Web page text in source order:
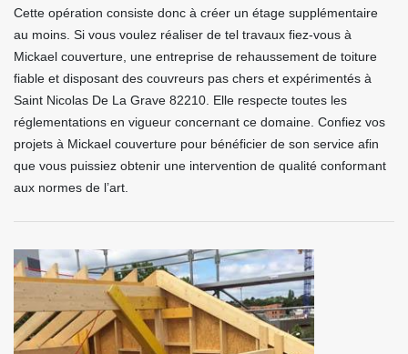
Cette opération consiste donc à créer un étage supplémentaire
au moins. Si vous voulez réaliser de tel travaux fiez-vous à
Mickael couverture, une entreprise de rehaussement de toiture
fiable et disposant des couvreurs pas chers et expérimentés à
Saint Nicolas De La Grave 82210. Elle respecte toutes les
réglementations en vigueur concernant ce domaine. Confiez vos
projets à Mickael couverture pour bénéficier de son service afin
que vous puissiez obtenir une intervention de qualité conformant
aux normes de l’art.